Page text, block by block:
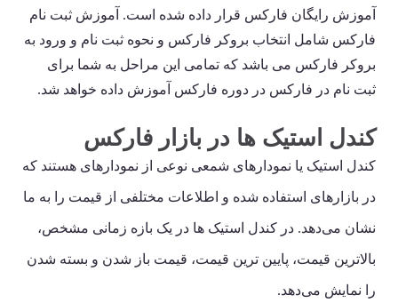
آموزش رایگان فارکس قرار داده شده است. آموزش ثبت نام
فارکس شامل انتخاب بروکر فارکس و نحوه ثبت نام و ورود به
بروکر فارکس می باشد که تمامی این مراحل به شما برای
ثبت نام در فارکس در دوره فارکس آموزش داده خواهد شد.
کندل استیک ها در بازار فارکس
کندل استیک یا نمودارهای شمعی نوعی از نمودارهای هستند که
در بازارهای استفاده شده و اطلاعات مختلفی از قیمت را به ما
نشان می‌دهد. در کندل استیک ها در یک بازه زمانی مشخص،
بالاترین قیمت، پایین ترین قیمت، قیمت باز شدن و بسته شدن
را نمایش می‌دهد.